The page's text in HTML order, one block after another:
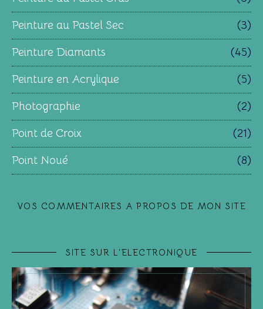
Peinture au Pastel Sec
(3)
Peinture Diamants
(45)
Peinture en Acrylique
(5)
Photographie
(2)
Point de Croix
(21)
Point Noué
(8)
VOS COMMENTAIRES A PROPOS DE MON SITE
SITE SUR L'ELECTRONIQUE